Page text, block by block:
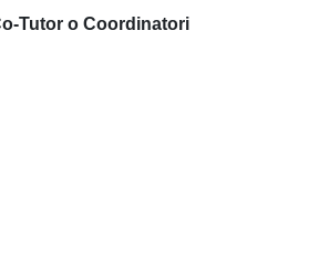
Tutor o Coordinatori